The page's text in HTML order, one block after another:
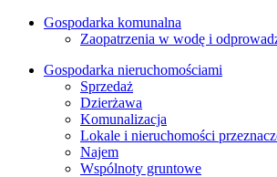
Gospodarka komunalna
Zaopatrzenia w wodę i
Gospodarka nieruchomościami
Sprzedaż
Dzierżawa
Komunalizacja
Lokale i nieruchomości
Najem
Wspólnoty gruntowe